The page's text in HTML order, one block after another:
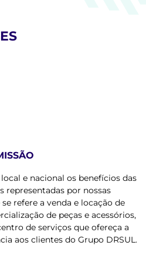
e nacional os benefícios das
representadas por nossas
refere a venda e locação de
de peças e acessórios,
de serviços que ofereça a
aos clientes do Grupo DRSUL.